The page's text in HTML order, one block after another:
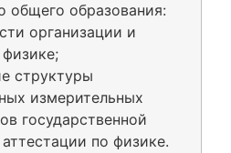
общего образования:
организации и
структуры
измерительных
государственной
по физике.